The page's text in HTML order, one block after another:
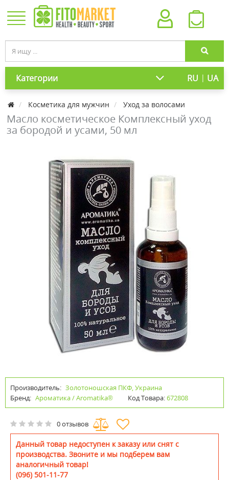
Категории RU | UA
Косметика для мужчин Уход за волосами
Масло косметическое Комплексный уход
за бородой и усами, 50 мл
Производитель: Золотоношская ПКФ, Украина
Бренд: Ароматика / Aromatika® Код Товара:672808
0 отзывов
Данный товар недоступен к заказу или снят с
производства. Звоните и мы подберем вам
аналогичный товар!
(096) 501-11-77